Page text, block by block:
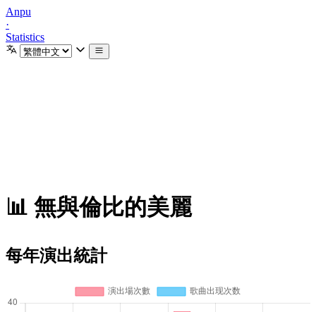
Anpu
·
Statistics
📊 無與倫比的美麗
每年演出統計